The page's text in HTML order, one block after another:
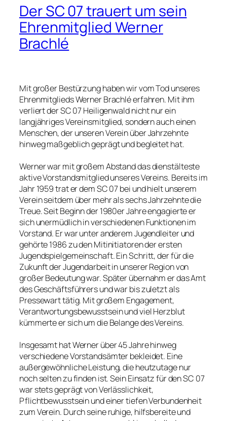
Der SC 07 trauert um sein
Ehrenmitglied Werner
Brachlé
Mit großer Bestürzung haben wir vom Tod unseres
Ehrenmitglieds Werner Brachlé erfahren. Mit ihm
verliert der SC 07 Heiligenwald nicht nur ein
langjähriges Vereinsmitglied, sondern auch einen
Menschen, der unseren Verein über Jahrzehnte
hinweg maßgeblich geprägt und begleitet hat.
Werner war mit großem Abstand das dienstälteste
aktive Vorstandsmitglied unseres Vereins. Bereits im
Jahr 1959 trat er dem SC 07 bei und hielt unserem
Verein seitdem über mehr als sechs Jahrzehnte die
Treue. Seit Beginn der 1980er Jahre engagierte er
sich unermüdlich in verschiedenen Funktionen im
Vorstand. Er war unter anderem Jugendleiter und
gehörte 1986 zu den Mitinitiatoren der ersten
Jugendspielgemeinschaft. Ein Schritt, der für die
Zukunft der Jugendarbeit in unserer Region von
großer Bedeutung war. Später übernahm er das Amt
des Geschäftsführers und war bis zuletzt als
Pressewart tätig. Mit großem Engagement,
Verantwortungsbewusstsein und viel Herzblut
kümmerte er sich um die Belange des Vereins.
Insgesamt hat Werner über 45 Jahre hinweg
verschiedene Vorstandsämter bekleidet. Eine
außergewöhnliche Leistung, die heutzutage nur
noch selten zu finden ist. Sein Einsatz für den SC 07
war stets geprägt von Verlässlichkeit,
Pflichtbewusstsein und einer tiefen Verbundenheit
zum Verein. Durch seine ruhige, hilfsbereite und